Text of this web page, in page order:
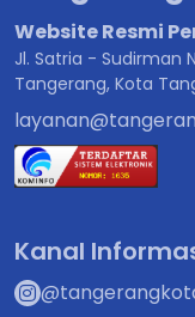
Website Resmi
Jl. Satria - Sudirman
Tangerang, Kota
Kanal